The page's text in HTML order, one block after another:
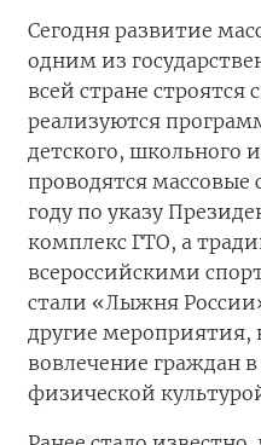
Сегодня развитие
одним из
всей стране
реализуются
детского, школьного
проводятся массовые
году по указу
комплекс ГТО, а
всероссийскими
стали «Лыжня
другие мероприятия,
вовлечение граждан
физической